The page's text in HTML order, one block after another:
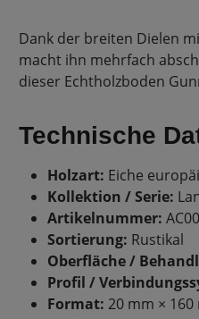
Dank der breiten Dielen
macht ihn mehrfach
dieser Echtholzboden
Technische
Holzart: Eiche
Kollektion / Serie:
Artikelnummer:
Sortierung: Rustikal
Oberfläche /
Profil /
Format: 20 mm × 160